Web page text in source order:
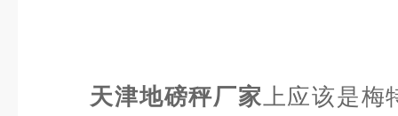
天津地磅秤厂家上应该是梅